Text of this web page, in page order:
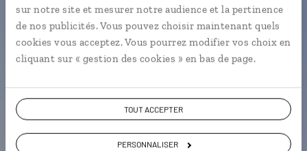
sur notre site et mesurer notre audience et la pertinence
de nos publicités. Vous pouvez choisir maintenant quels
cookies vous acceptez. Vous pourrez modifier vos choix en
cliquant sur « gestion des cookies » en bas de page.
TOUT ACCEPTER
PERSONNALISER
Une envie de voyage
particulière ?
Corinthe - Péloponnèse Epidaure - Péloponnèse
Delphes